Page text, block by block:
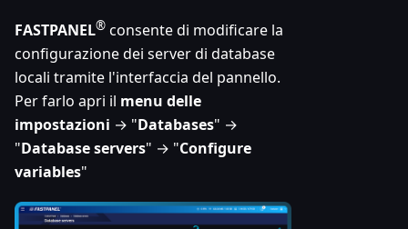
FASTPANEL® consente di modificare la
configurazione dei server di database
locali tramite l'interfaccia del pannello.
Per farlo apri il menu delle
impostazioni → "Databases" →
"Database servers" → "Configure
variables"